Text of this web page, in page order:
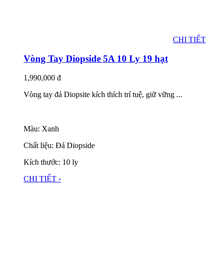
CHI TIẾT
Vòng Tay Diopside 5A 10 Ly 19 hạt
1,990,000 đ
Vòng tay đá Diopsite kích thích trí tuệ, giữ vững ...
Màu: Xanh
Chất liệu: Đá Diopside
Kích thước: 10 ly
CHI TIẾT ›